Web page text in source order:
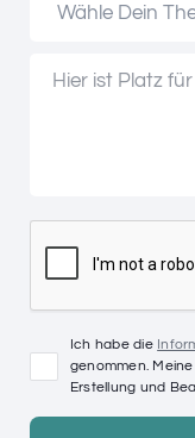
Ich habe die
genommen.
Erstellung und